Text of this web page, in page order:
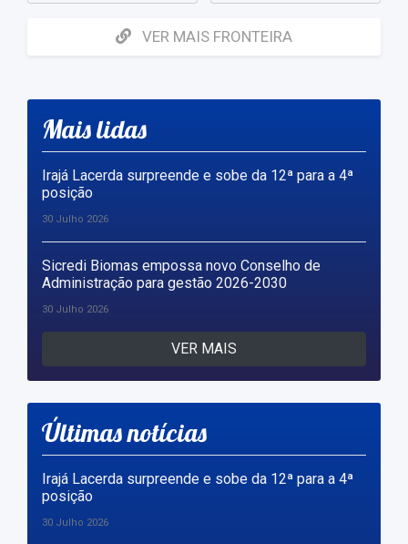
VER MAIS FRONTEIRA
Mais lidas
Irajá Lacerda surpreende e sobe da 12ª para a 4ª
posição
30 Julho 2026
Sicredi Biomas empossa novo Conselho de
Administração para gestão 2026-2030
30 Julho 2026
VER MAIS
Últimas notícias
Irajá Lacerda surpreende e sobe da 12ª para a 4ª
posição
30 Julho 2026